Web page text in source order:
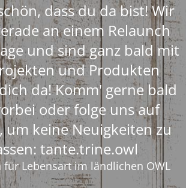
dass du da bist! Wir
an einem Relaunch
und sind ganz bald mit
und Produkten
da! Komm' gerne bald
oder folge uns auf
um keine Neuigkeiten zu
tante.trine.owl
für Lebensart im ländlichen OWL